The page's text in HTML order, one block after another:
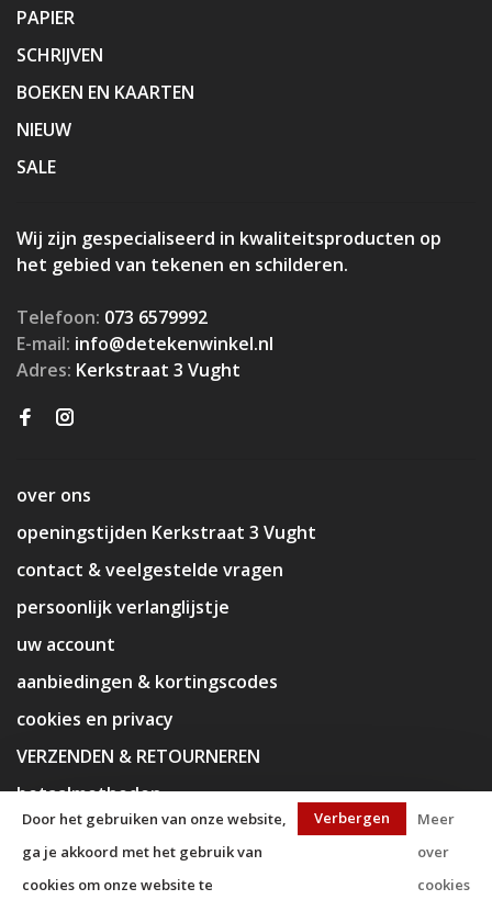
PAPIER
SCHRIJVEN
BOEKEN EN KAARTEN
NIEUW
SALE
Wij zijn gespecialiseerd in kwaliteitsproducten op
het gebied van tekenen en schilderen.
Telefoon: 073 6579992
E-mail: info@detekenwinkel.nl
Adres: Kerkstraat 3 Vught
over ons
openingstijden Kerkstraat 3 Vught
contact & veelgestelde vragen
persoonlijk verlanglijstje
uw account
aanbiedingen & kortingscodes
cookies en privacy
VERZENDEN & RETOURNEREN
betaalmethoden
nieuwsbrief & voorwaarden
disclaimer
Door het gebruiken van onze website,
ga je akkoord met het gebruik van
cookies om onze website te
Verbergen
Meer
over
cookies